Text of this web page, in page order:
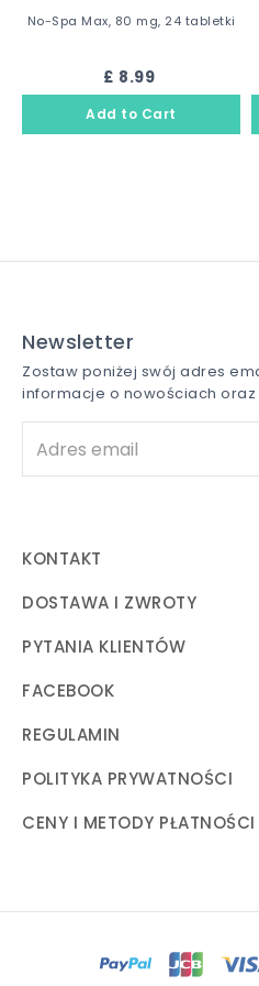
No-Spa Max, 80 mg, 24 tabletki
£ 8.99
Newsletter
Zostaw poniżej swój adres
informacje o nowościach
KONTAKT
DOSTAWA I ZWROTY
PYTANIA KLIENTÓW
FACEBOOK
REGULAMIN
POLITYKA PRYWATNOŚCI
CENY I METODY PŁATNOŚCI